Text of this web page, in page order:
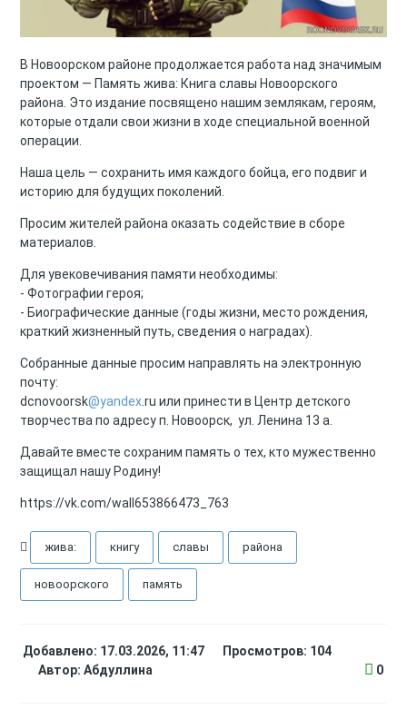
В Новоорском районе продолжается работа над значимым
проектом — Память жива: Книга славы Новоорского
района. Это издание посвящено нашим землякам, героям,
которые отдали свои жизни в ходе специальной военной
операции.
Наша цель — сохранить имя каждого бойца, его подвиг и
историю для будущих поколений.
Просим жителей района оказать содействие в сборе
материалов.
Для увековечивания памяти необходимы:
- Фотографии героя;
- Биографические данные (годы жизни, место рождения,
краткий жизненный путь, сведения о наградах).
Собранные данные просим направлять на электронную
почту:
dcnovoorsk@yandex.ru или принести в Центр детского
творчества по адресу п. Новоорск, ул. Ленина 13 а.
Давайте вместе сохраним память о тех, кто мужественно
защищал нашу Родину!
https://vk.com/wall653866473_763
жива: книгу славы района
новоорского память
Добавлено: 17.03.2026, 11:47
Просмотров: 104
Автор:Абдуллина 0